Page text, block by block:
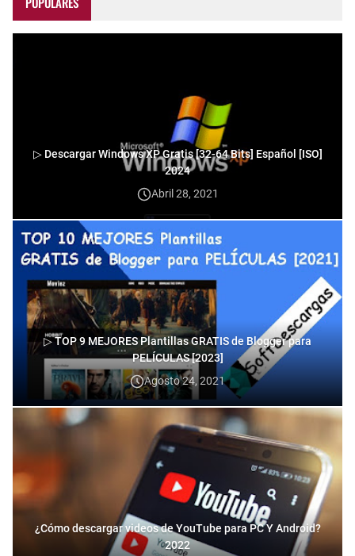
▷ Descargar Windows XP Gratis [32-64 Bits] Español [ISO]
2024
Abril 28, 2021
▷ TOP 9 MEJORES Plantillas GRATIS de Blogger para
PELÍCULAS [2023]
Agosto 24, 2021
¿Cómo descargar videos de YouTube para PC Y Android?
2022